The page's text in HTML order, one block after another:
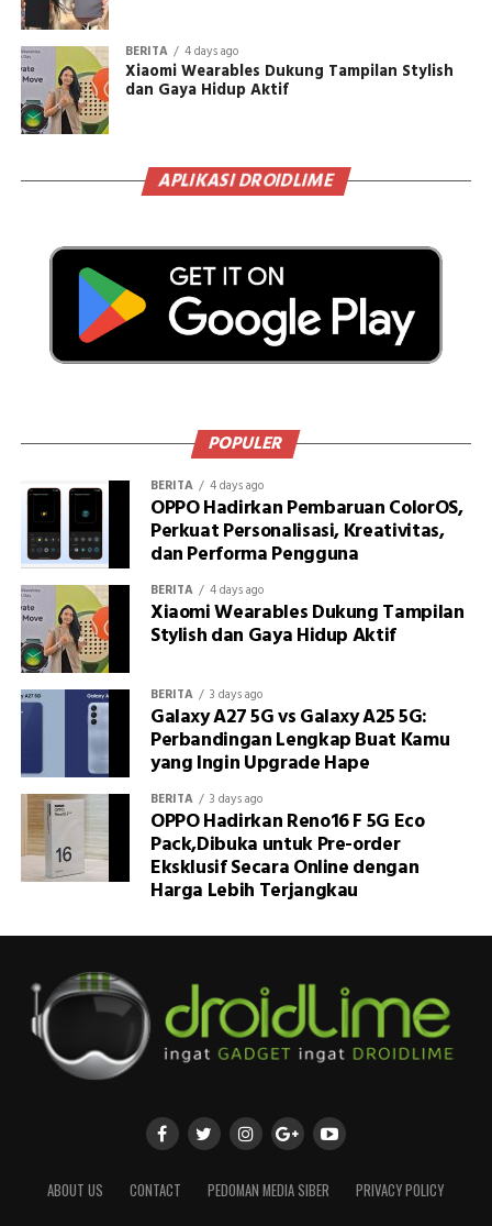
BERITA 4 days ago
Xiaomi Wearables Dukung Tampilan Stylish
dan Gaya Hidup Aktif
APLIKASI DROIDLIME
POPULER
BERITA 4 days ago
OPPO Hadirkan Pembaruan ColorOS,
Perkuat Personalisasi, Kreativitas,
dan Performa Pengguna
BERITA 4 days ago
Xiaomi Wearables Dukung Tampilan
Stylish dan Gaya Hidup Aktif
BERITA 3 days ago
Galaxy A27 5G vs Galaxy A25 5G:
Perbandingan Lengkap Buat Kamu
yang Ingin Upgrade Hape
BERITA 3 days ago
OPPO Hadirkan Reno16 F 5G Eco
Pack,Dibuka untuk Pre-order
Eksklusif Secara Online dengan
Harga Lebih Terjangkau
ABOUT US CONTACT PEDOMAN MEDIA SIBER PRIVACY POLICY